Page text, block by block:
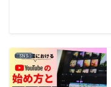
SNS